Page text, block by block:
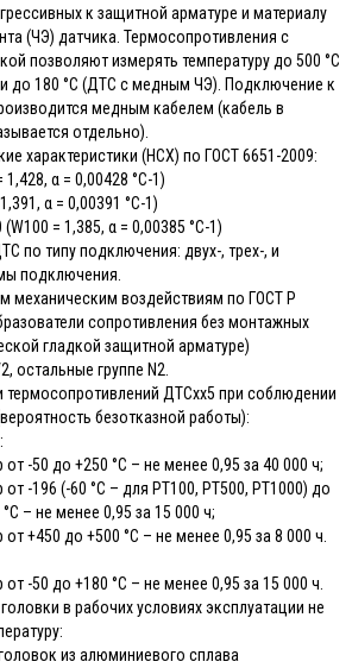
к защитной арматуре и материалу
(ЧЭ) датчика. Термосопротивления с
позволяют измерять температуру до 500 °С
до 180 °С (ДТС с медным ЧЭ). Подключение к
медным кабелем (кабель в
отдельно).
характеристики (НСХ) по ГОСТ 6651-2009:
α = 0,00428 °С-1)
α = 0,00391 °С-1)
= 1,385, α = 0,00385 °С-1)
по типу подключения: двух-, трех-, и
подключения.
механическим воздействиям по ГОСТ Р
сопротивления без монтажных
гладкой защитной арматуре)
остальные группе N2.
термосопротивлений ДТСхх5 при соблюдении
безотказной работы):
-50 до +250 °С – не менее 0,95 за 40 000 ч;
от -196 (-60 °С – для РТ100, РТ500, РТ1000) до
– не менее 0,95 за 15 000 ч;
+450 до +500 °С – не менее 0,95 за 8 000 ч.
-50 до +180 °С – не менее 0,95 за 15 000 ч.
в рабочих условиях эксплуатации не
из алюминиевого сплава